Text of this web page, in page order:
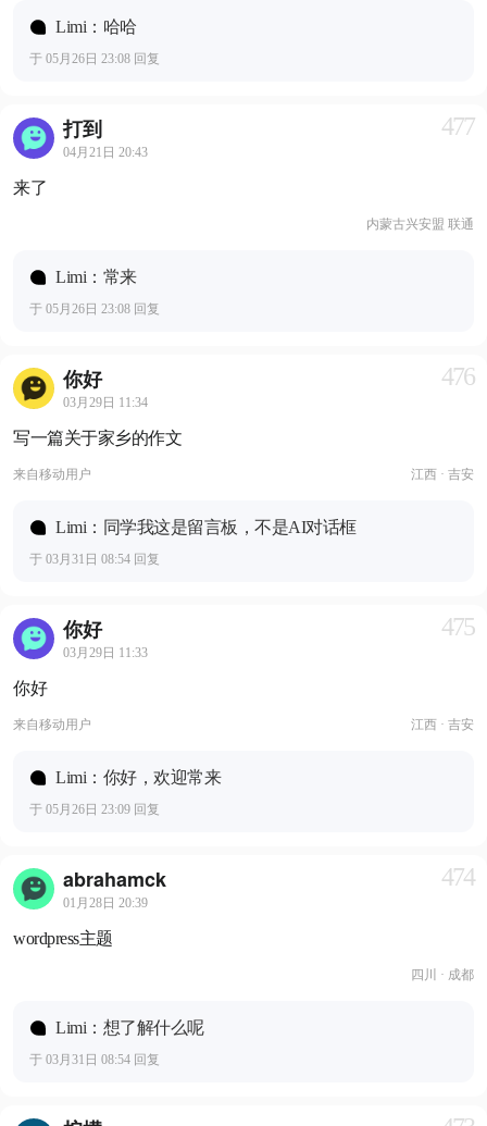
Limi：哈哈
于 05月26日 23:08 回复
打到
04月21日 20:43
477
来了
内蒙古兴安盟 联通
Limi：常来
于 05月26日 23:08 回复
你好
03月29日 11:34
476
写一篇关于家乡的作文
来自移动用户 江西 · 吉安
Limi：同学我这是留言板，不是AI对话框
于 03月31日 08:54 回复
你好
03月29日 11:33
475
你好
来自移动用户 江西 · 吉安
Limi：你好，欢迎常来
于 05月26日 23:09 回复
abrahamck
01月28日 20:39
474
wordpress主题
四川 · 成都
Limi：想了解什么呢
于 03月31日 08:54 回复